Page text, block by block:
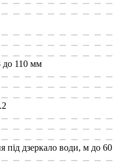
до 110 мм
під дзеркало води, м до 60